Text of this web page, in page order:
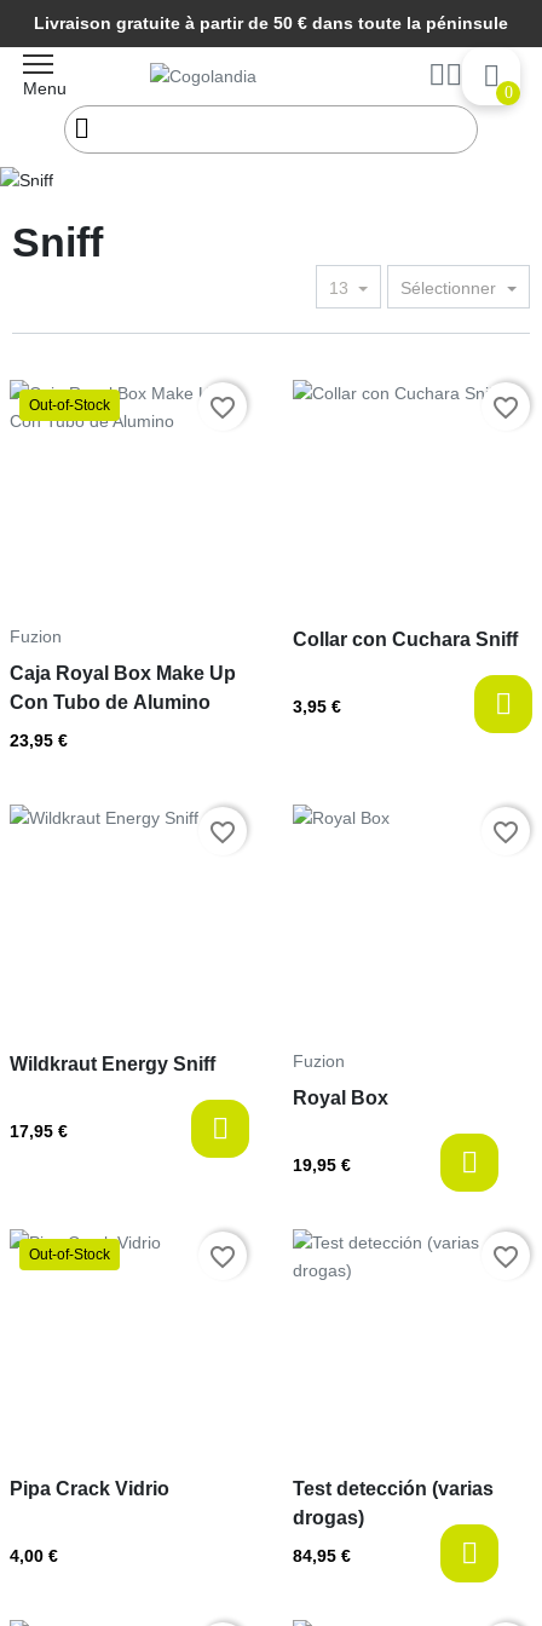
Livraison gratuite à partir de 50 € dans toute la péninsule
Menu 0
Début
Sniff
13 Sélectionner
Out-of-Stock
Fuzion
Caja Royal Box Make Up
Con Tubo de Alumino
23,95 €
favorite_border Prix
Collar con Cuchara Sniff
3,95 €
favorite_border
Prix
Wildkraut Energy Sniff
17,95 €
favorite_border Prix
Fuzion
Royal Box
19,95 €
favorite_border
Out-of-Stock
Pipa Crack Vidrio
4,00 €
favorite_border Prix
Test detección (varias
drogas)
84,95 €
favorite_border